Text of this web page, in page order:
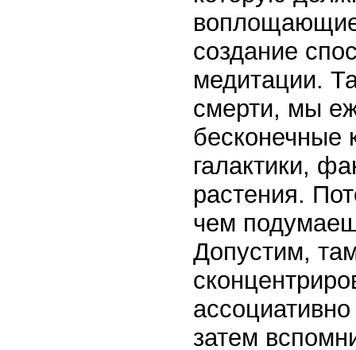
создание
медитации.
смерти, мы
бесконечные
галактики,
растения.
чем
Допустим,
затем